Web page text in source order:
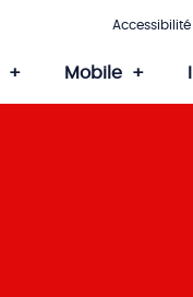
Accessibilité
Mobile